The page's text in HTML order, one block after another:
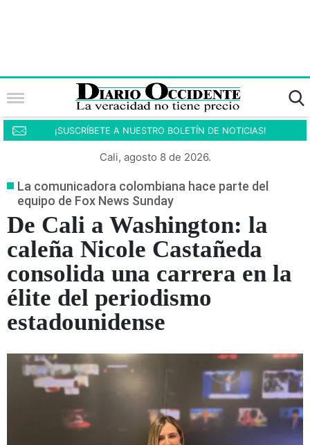
¡SUSCRÍBETE A NUESTRO BOLETÍN DE NOTICIAS!
Cali, agosto 8 de 2026.
La comunicadora colombiana hace parte del
equipo de Fox News Sunday
De Cali a Washington: la
caleña Nicole Castañeda
consolida una carrera en la
élite del periodismo
estadounidense